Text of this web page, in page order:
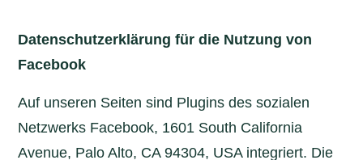
Datenschutzerklärung für die Nutzung von
Facebook
Auf unseren Seiten sind Plugins des sozialen
Netzwerks Facebook, 1601 South California
Avenue, Palo Alto, CA 94304, USA integriert. Die